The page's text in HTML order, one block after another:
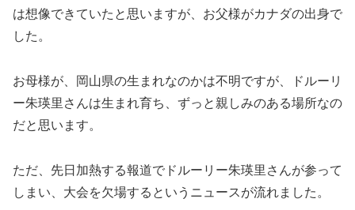
は想像できていたと思いますが、お父様がカナダの出身で
した。
お母様が、岡山県の生まれなのかは不明ですが、ドルーリ
ー朱瑛里さんは生まれ育ち、ずっと親しみのある場所なの
だと思います。
ただ、先日加熱する報道でドルーリー朱瑛里さんが参って
しまい、大会を欠場するというニュースが流れました。